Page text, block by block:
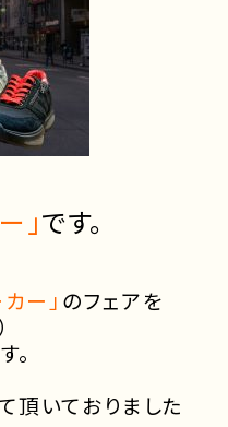
」です。
ー」 のフェアを
。
頂いておりました